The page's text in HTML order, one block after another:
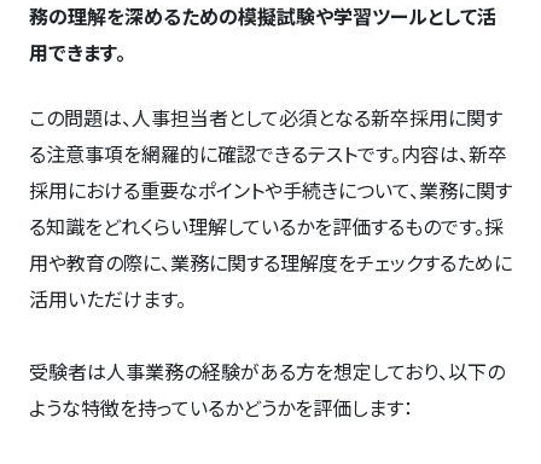
務の理解を深めるための模擬試験や学習ツールとして活
用できます。
この問題は、人事担当者として必須となる新卒採用に関す
る注意事項を網羅的に確認できるテストです。内容は、新卒
採用における重要なポイントや手続きについて、業務に関す
る知識をどれくらい理解しているかを評価するものです。採
用や教育の際に、業務に関する理解度をチェックするために
活用いただけます。
受験者は人事業務の経験がある方を想定しており、以下の
ような特徴を持っているかどうかを評価します：